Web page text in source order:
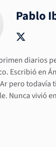
Pablo
diarios
Escribió en
pero todavía
Nunca vivió